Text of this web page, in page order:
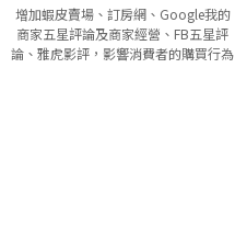
增加蝦皮賣場、訂房網、Google我的
商家五星評論及商家經營、FB五星評
論、雅虎影評，影響消費者的購買行為